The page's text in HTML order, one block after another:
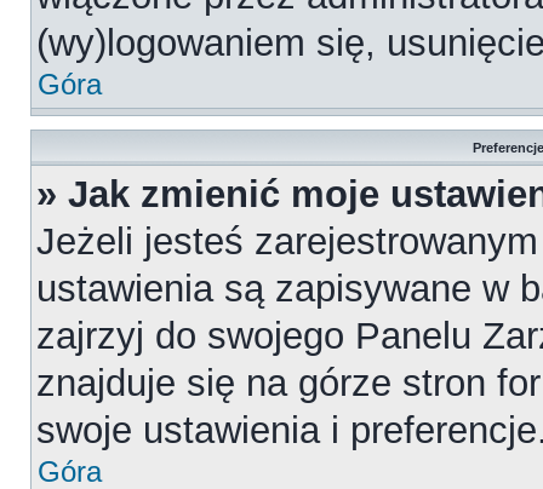
(wy)logowaniem się,
Góra
» Jak zmienić moje
Jeżeli jesteś
ustawienia są zapisywane w
zajrzyj do swojego Panelu
znajduje się na górze stron
swoje ustawienia i
Góra